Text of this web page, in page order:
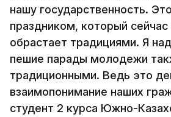
нашу государственность.
праздником, который сейчас
обрастает традициями. Я
пешие парады молодежи
традиционными. Ведь это
взаимопонимание наших
студент 2 курса Южно-